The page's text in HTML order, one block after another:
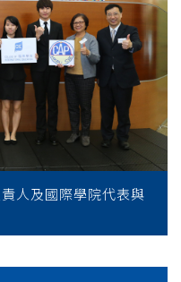
人及國際學院代表與